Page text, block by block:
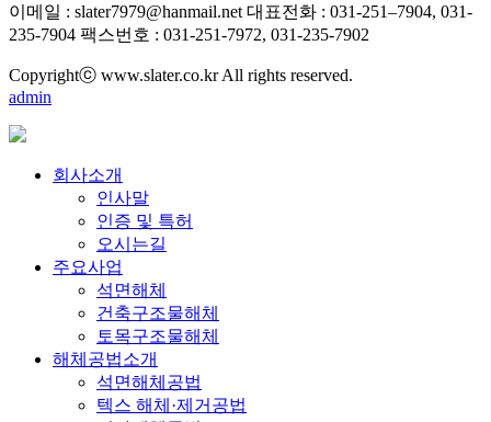
이메일 : slater7979@hanmail.net 대표전화 : 031-251–7904, 031-
235-7904 팩스번호 : 031-251-7972, 031-235-7902
Copyrightⓒ www.slater.co.kr All rights reserved.
admin
회사소개
인사말
인증 및 특허
오시는길
주요사업
석면해체
건축구조물해체
토목구조물해체
해체공법소개
석면해체공법
텍스 해체·제거공법